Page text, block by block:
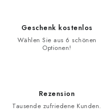
Geschenk kostenlos
Wählen Sie aus 6 schönen
Optionen!
Rezension
Tausende zufriedene Kunden.